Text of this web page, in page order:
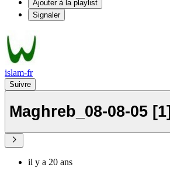
Ajouter à la playlist
Signaler
islam-fr
Suivre
Maghreb_08-08-05
il y a 20 ans